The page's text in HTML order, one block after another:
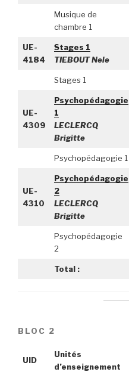
Musique de
chambre 1
UE-
4184
Stages 1
TIEBOUT Nele
Stages 1
UE-
4309
Psychopédagogie
1
LECLERCQ
Brigitte
Psychopédagogie 1
UE-
4310
Psychopédagogie
2
LECLERCQ
Brigitte
Psychopédagogie
2
Total :
BLOC 2
UID
Unités
d’enseignement